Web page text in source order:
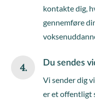
kontakte dig,
gennemføre
4. Du sendes
Vi sender dig
er et offentligt